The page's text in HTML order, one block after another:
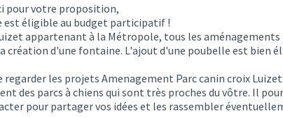
pour votre proposition,
est éligible au budget participatif !
appartenant à la Métropole, tous les aménagements
création d'une fontaine. L'ajout d'une poubelle est bien
regarder les projets Amenagement Parc canin croix Luizet
des parcs à chiens qui sont très proches du vôtre. Il
pour partager vos idées et les rassembler